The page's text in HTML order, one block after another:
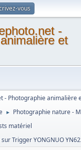
vous
-
et
- Photographie animalière
► Photographie nature -
matériel
Trigger YONGNUO